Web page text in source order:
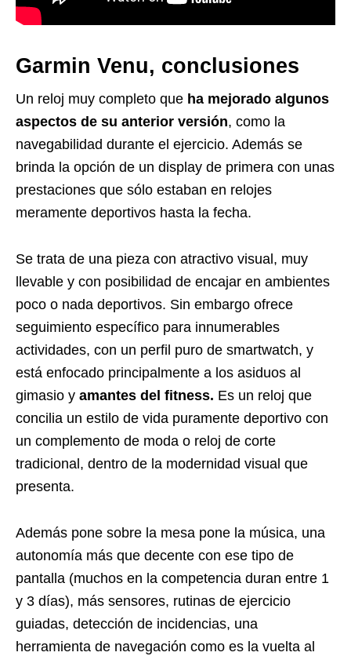
Garmin Venu, conclusiones
Un reloj muy completo que ha mejorado algunos
aspectos de su anterior versión, como la
navegabilidad durante el ejercicio. Además se
brinda la opción de un display de primera con unas
prestaciones que sólo estaban en relojes
meramente deportivos hasta la fecha.
Se trata de una pieza con atractivo visual, muy
llevable y con posibilidad de encajar en ambientes
poco o nada deportivos. Sin embargo ofrece
seguimiento específico para innumerables
actividades, con un perfil puro de smartwatch, y
está enfocado principalmente a los asiduos al
gimasio y amantes del fitness. Es un reloj que
concilia un estilo de vida puramente deportivo con
un complemento de moda o reloj de corte
tradicional, dentro de la modernidad visual que
presenta.
Además pone sobre la mesa pone la música, una
autonomía más que decente con ese tipo de
pantalla (muchos en la competencia duran entre 1
y 3 días), más sensores, rutinas de ejercicio
guiadas, detección de incidencias, una
herramienta de navegación como es la vuelta al